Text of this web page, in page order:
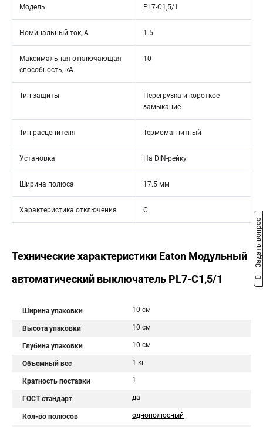
Модель PL7-C1,5/1
Номинальный ток, А 1.5
Максимальная отключающая
способность, кА
10
Тип защиты
Перегрузка и короткое
замыкание
Тип расцепителя Термомагнитный
Установка На DIN-рейку
Ширина полюса 17.5 мм
Характеристика отключения C
Технические характеристики Eaton Модульный
автоматический выключатель PL7-C1,5/1
Ширина упаковки 10 см
Высота упаковки 10 см
Глубина упаковки 10 см
Объемный вес 1 кг
Кратность поставки 1
ГОСТ стандарт да
Кол-во полюсов однополюсный
Задать вопрос